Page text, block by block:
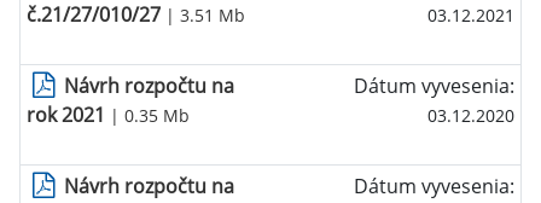
č.21/27/010/27 | 3.51 Mb 03.12.2021
Návrh rozpočtu na
rok 2021 | 0.35 Mb
Dátum vyvesenia:
03.12.2020
Návrh rozpočtu na
Dátum vyvesenia: